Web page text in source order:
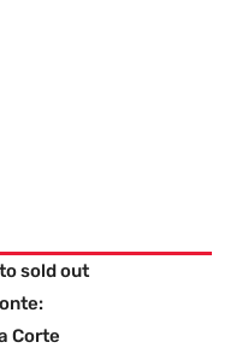
sold out
Corte